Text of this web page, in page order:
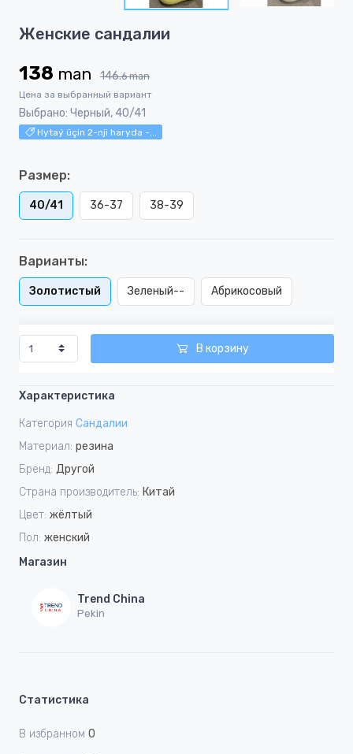
1
5
Женские сандалии
138 man 146.6 man
Цена за выбранный вариант
Выбрано: Черный, 40/41
Hytaý üçin 2-nji haryda -...
Размер:
40/41 36-37 38-39
Варианты:
Золотистый Зеленый-- Абрикосовый
В корзину
Характеристика
Категория Сандалии
Материал: резина
Бренд: Другой
Страна производитель: Китай
Цвет: жёлтый
Пол: женский
Магазин
Trend China
Pekin
Статистика
В избранном 0